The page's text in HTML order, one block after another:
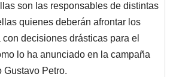
son las responsables de distintas
quienes deberán afrontar los
decisiones drásticas para el
lo ha anunciado en la campaña
Gustavo Petro.